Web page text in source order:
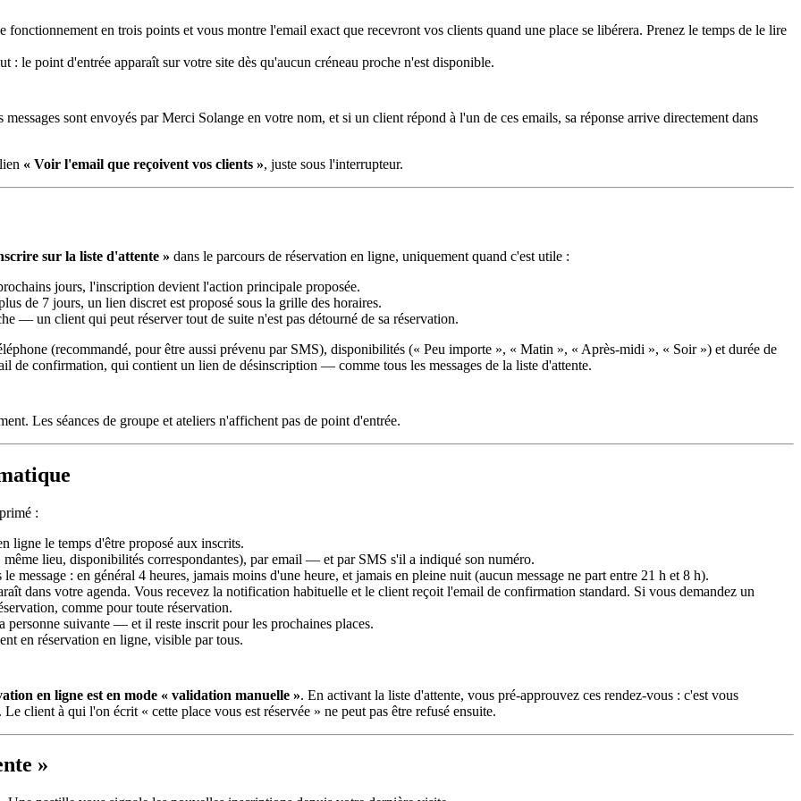
fonctionnement en trois points et vous montre l'email exact que recevront vos clients quand une place se libérera. Prenez le temps de le lire
: le point d'entrée apparaît sur votre site dès qu'aucun créneau proche n'est disponible.
sont envoyés par Merci Solange en votre nom, et si un client répond à l'un de ces emails, sa réponse arrive directement dans
« Voir l'email que reçoivent vos clients », juste sous l'interrupteur.
sur la liste d'attente » dans le parcours de réservation en ligne, uniquement quand c'est utile :
jours, l'inscription devient l'action principale proposée.
de 7 jours, un lien discret est proposé sous la grille des horaires.
— un client qui peut réserver tout de suite n'est pas détourné de sa réservation.
(recommandé, pour être aussi prévenu par SMS), disponibilités (« Peu importe », « Matin », « Après-midi », « Soir ») et durée de
de confirmation, qui contient un lien de désinscription — comme tous les messages de la liste d'attente.
Les séances de groupe et ateliers n'affichent pas de point d'entrée.
:
ligne le temps d'être proposé aux inscrits.
lieu, disponibilités correspondantes), par email — et par SMS s'il a indiqué son numéro.
message : en général 4 heures, jamais moins d'une heure, et jamais en pleine nuit (aucun message ne part entre 21 h et 8 h).
dans votre agenda. Vous recevez la notification habituelle et le client reçoit l'email de confirmation standard. Si vous demandez un
comme pour toute réservation.
personne suivante — et il reste inscrit pour les prochaines places.
en réservation en ligne, visible par tous.
en ligne est en mode « validation manuelle ». En activant la liste d'attente, vous pré-approuvez ces rendez-vous : c'est vous
client à qui l'on écrit « cette place vous est réservée » ne peut pas être refusé ensuite.
»